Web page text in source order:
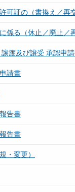
可証の（書換え／再
係る（休止／廃止／
渡及び譲受 承認申
請書
告書
告書
・変更）